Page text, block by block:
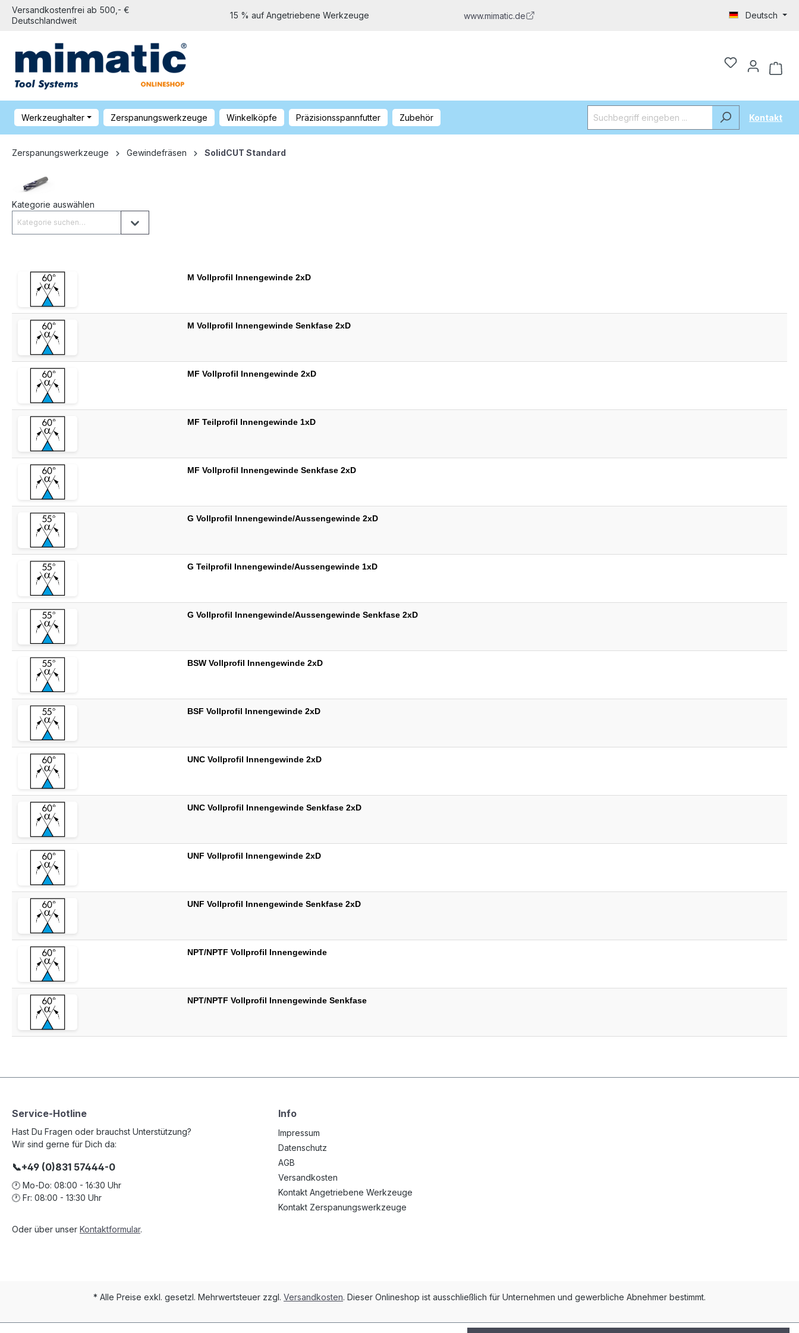
Versandkostenfrei ab 500,- €
Deutschlandweit
15 % auf Angetriebene Werkzeuge www.mimatic.de Deutsch
Werkzeughalter Zerspanungswerkzeuge Winkelköpfe Präzisionsspannfutter Zubehör Kontakt
Zerspanungswerkzeuge Gewindefräsen SolidCUT Standard
Kategorie auswählen
M Vollprofil Innengewinde 2xD
M Vollprofil Innengewinde Senkfase 2xD
MF Vollprofil Innengewinde 2xD
MF Teilprofil Innengewinde 1xD
MF Vollprofil Innengewinde Senkfase 2xD
G Vollprofil Innengewinde/Aussengewinde 2xD
G Teilprofil Innengewinde/Aussengewinde 1xD
G Vollprofil Innengewinde/Aussengewinde Senkfase 2xD
BSW Vollprofil Innengewinde 2xD
BSF Vollprofil Innengewinde 2xD
UNC Vollprofil Innengewinde 2xD
UNC Vollprofil Innengewinde Senkfase 2xD
UNF Vollprofil Innengewinde 2xD
UNF Vollprofil Innengewinde Senkfase 2xD
NPT/NPTF Vollprofil Innengewinde
NPT/NPTF Vollprofil Innengewinde Senkfase
Service-Hotline
Hast Du Fragen oder brauchst Unterstützung?
Wir sind gerne für Dich da:
📞+49 (0)831 57444-0
🕐 Mo-Do: 08:00 - 16:30 Uhr
🕐 Fr: 08:00 - 13:30 Uhr
Oder über unser Kontaktformular.
Info
Impressum
Datenschutz
AGB
Versandkosten
Kontakt Angetriebene Werkzeuge
Kontakt Zerspanungswerkzeuge
* Alle Preise exkl. gesetzl. Mehrwertsteuer zzgl. Versandkosten. Dieser Onlineshop ist ausschließlich für Unternehmen und gewerbliche Abnehmer bestimmt.